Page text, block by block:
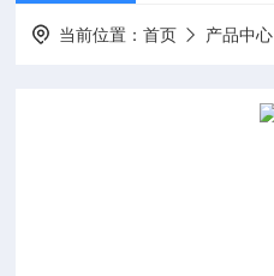
当前位置：首页 产品中心